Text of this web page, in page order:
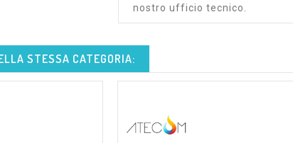
nostro ufficio tecnico.
STESSA CATEGORIA: